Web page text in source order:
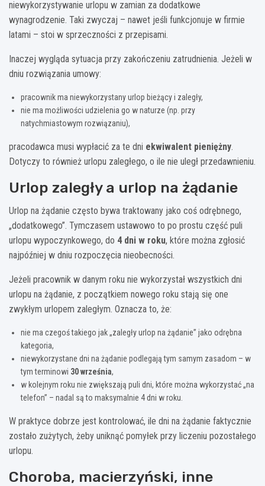
niewykorzystywanie urlopu w zamian za dodatkowe
wynagrodzenie. Taki zwyczaj – nawet jeśli funkcjonuje w firmie
latami – stoi w sprzeczności z przepisami.
Inaczej wygląda sytuacja przy zakończeniu zatrudnienia. Jeżeli w
dniu rozwiązania umowy:
pracownik ma niewykorzystany urlop bieżący i zaległy,
nie ma możliwości udzielenia go w naturze (np. przy
natychmiastowym rozwiązaniu),
pracodawca musi wypłacić za te dni ekwiwalent pieniężny.
Dotyczy to również urlopu zaległego, o ile nie uległ przedawnieniu.
Urlop zaległy a urlop na żądanie
Urlop na żądanie często bywa traktowany jako coś odrębnego,
„dodatkowego”. Tymczasem ustawowo to po prostu część puli
urlopu wypoczynkowego, do 4 dni w roku, które można zgłosić
najpóźniej w dniu rozpoczęcia nieobecności.
Jeżeli pracownik w danym roku nie wykorzystał wszystkich dni
urlopu na żądanie, z początkiem nowego roku stają się one
zwykłym urlopem zaległym. Oznacza to, że:
nie ma czegoś takiego jak „zaległy urlop na żądanie” jako odrębna
kategoria,
niewykorzystane dni na żądanie podlegają tym samym zasadom – w
tym terminowi 30 września,
w kolejnym roku nie zwiększają puli dni, które można wykorzystać „na
telefon” – nadal są to maksymalnie 4 dni w roku.
W praktyce dobrze jest kontrolować, ile dni na żądanie faktycznie
zostało zużytych, żeby uniknąć pomyłek przy liczeniu pozostałego
urlopu.
Choroba, macierzyński, inne